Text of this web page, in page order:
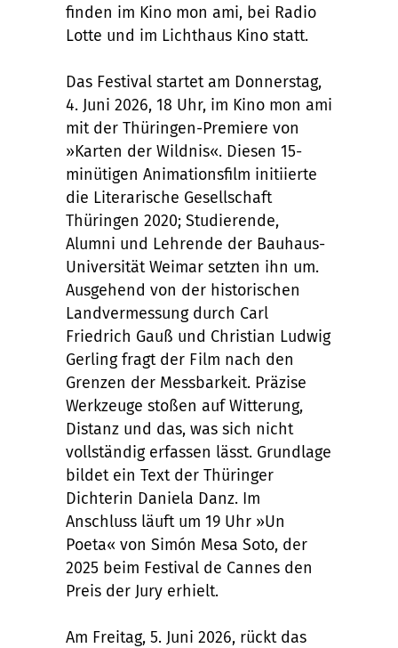
finden im Kino mon ami, bei Radio
Lotte und im Lichthaus Kino statt.
Das Festival startet am Donnerstag,
4. Juni 2026, 18 Uhr, im Kino mon ami
mit der Thüringen-Premiere von
»Karten der Wildnis«. Diesen 15-
minütigen Animationsfilm initiierte
die Literarische Gesellschaft
Thüringen 2020; Studierende,
Alumni und Lehrende der Bauhaus-
Universität Weimar setzten ihn um.
Ausgehend von der historischen
Landvermessung durch Carl
Friedrich Gauß und Christian Ludwig
Gerling fragt der Film nach den
Grenzen der Messbarkeit. Präzise
Werkzeuge stoßen auf Witterung,
Distanz und das, was sich nicht
vollständig erfassen lässt. Grundlage
bildet ein Text der Thüringer
Dichterin Daniela Danz. Im
Anschluss läuft um 19 Uhr »Un
Poeta« von Simón Mesa Soto, der
2025 beim Festival de Cannes den
Preis der Jury erhielt.
Am Freitag, 5. Juni 2026, rückt das